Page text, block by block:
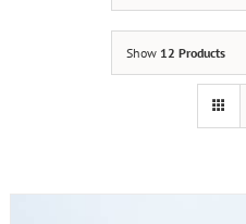
Show 12 Products